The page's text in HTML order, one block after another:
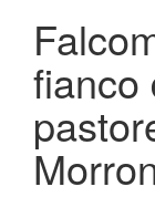
fianco